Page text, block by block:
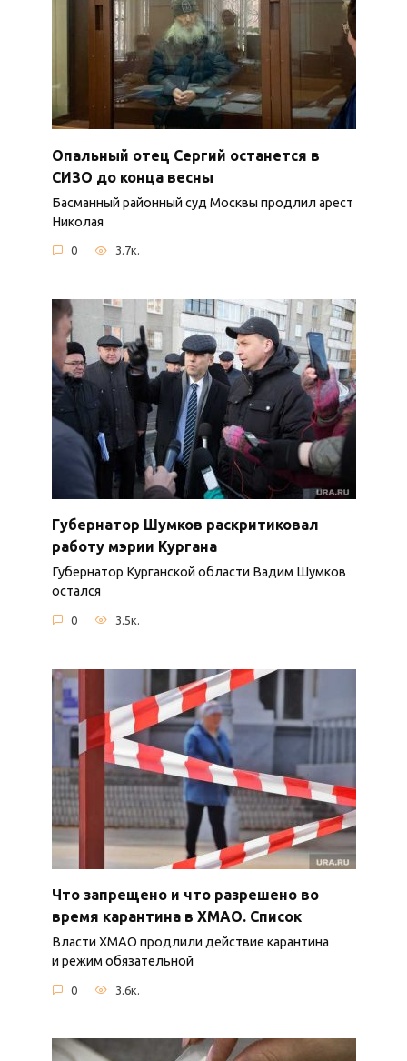
Опальный отец Сергий останется в
СИЗО до конца весны
Басманный районный суд Москвы продлил арест
Николая
0 3.7к.
Губернатор Шумков раскритиковал
работу мэрии Кургана
Губернатор Курганской области Вадим Шумков
остался
0 3.5к.
Что запрещено и что разрешено во
время карантина в ХМАО. Список
Власти ХМАО продлили действие карантина
и режим обязательной
0 3.6к.